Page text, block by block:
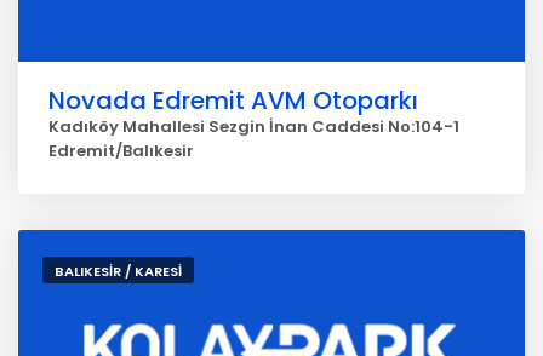
Novada Edremit AVM Otoparkı
Kadıköy Mahallesi Sezgin İnan Caddesi No:104-1
Edremit/Balıkesir
BALIKESİR / KARESİ